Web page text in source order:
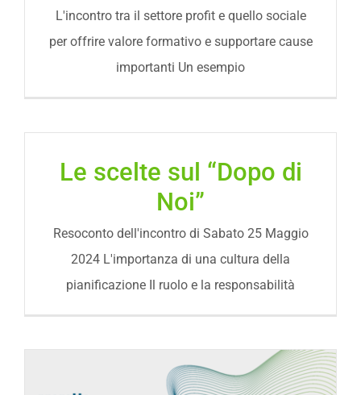
L'incontro tra il settore profit e quello sociale
per offrire valore formativo e supportare cause
importanti Un esempio
Le scelte sul “Dopo di
Noi”
Resoconto dell'incontro di Sabato 25 Maggio
2024 L'importanza di una cultura della
pianificazione Il ruolo e la responsabilità